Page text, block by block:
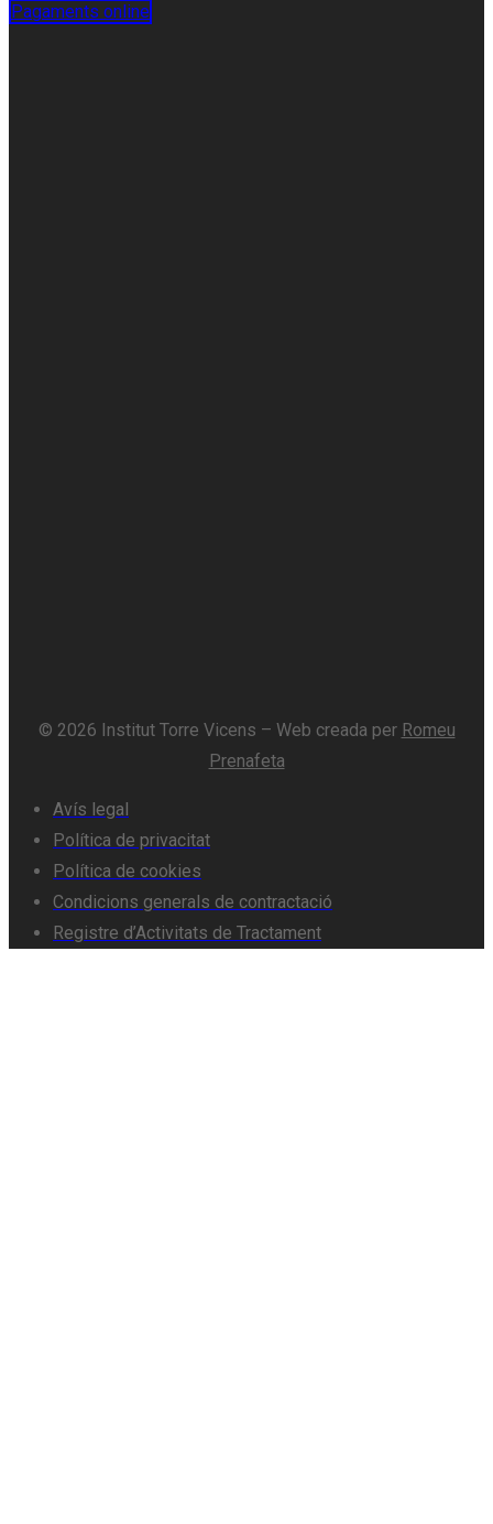
Pagaments online
© 2026 Institut Torre Vicens – Web creada per Romeu
Prenafeta
Avís legal
Política de privacitat
Política de cookies
Condicions generals de contractació
Registre d’Activitats de Tractament